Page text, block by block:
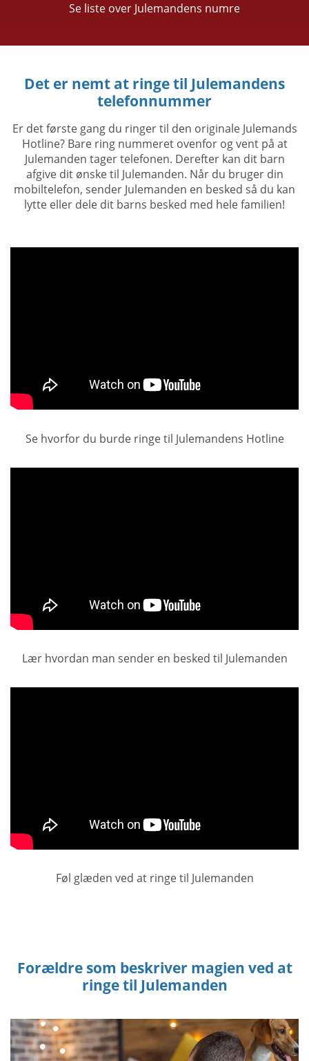
Se liste over Julemandens numre
Det er nemt at ringe til Julemandens
telefonnummer
Er det første gang du ringer til den originale Julemands
Hotline? Bare ring nummeret ovenfor og vent på at
Julemanden tager telefonen. Derefter kan dit barn
afgive dit ønske til Julemanden. Når du bruger din
mobiltelefon, sender Julemanden en besked så du kan
lytte eller dele dit barns besked med hele familien!
Se hvorfor du burde ringe til Julemandens Hotline
Lær hvordan man sender en besked til Julemanden
Føl glæden ved at ringe til Julemanden
Forældre som beskriver magien ved at
ringe til Julemanden